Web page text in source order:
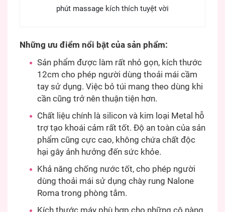
phút massage kích thích tuyệt vời
Những ưu điểm nổi bật của sản phẩm:
Sản phẩm được làm rất nhỏ gọn, kích thước
12cm cho phép người dùng thoải mái cầm
tay sử dụng. Việc bỏ túi mang theo dùng khi
cần cũng trở nên thuận tiện hơn.
Chất liệu chính là silicon và kim loại Metal hỗ
trợ tạo khoái cảm rất tốt. Độ an toàn của sản
phẩm cũng cực cao, không chứa chất độc
hại gây ảnh hưởng đến sức khỏe.
Khả năng chống nước tốt, cho phép người
dùng thoải mái sử dụng chày rung Nalone
Roma trong phòng tắm.